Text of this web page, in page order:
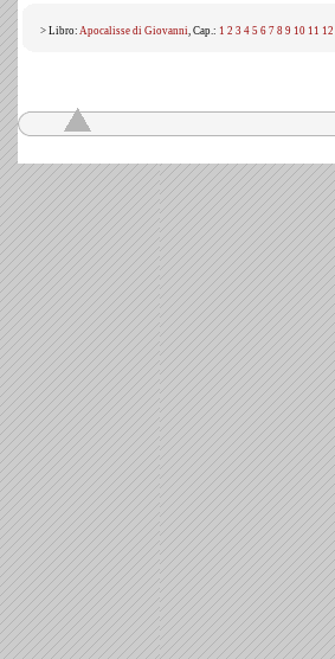
> Libro: Apocalisse di Giovanni, Cap.: 1 2 3 4 5 6 7 8 9 10 11 12